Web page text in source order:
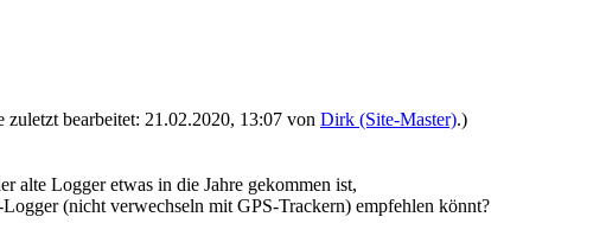
zuletzt bearbeitet: 21.02.2020, 13:07 von Dirk (Site-Master).)
alte Logger etwas in die Jahre gekommen ist,
(nicht verwechseln mit GPS-Trackern) empfehlen könnt?